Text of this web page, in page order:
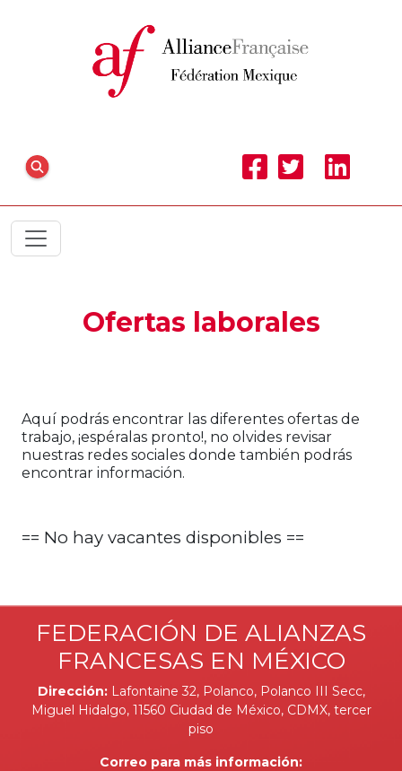
Ofertas laborales
Aquí podrás encontrar las diferentes ofertas de
trabajo, ¡espéralas pronto!, no olvides revisar
nuestras redes sociales donde también podrás
encontrar información.
== No hay vacantes disponibles ==
FEDERACIÓN DE ALIANZAS
FRANCESAS EN MÉXICO
Dirección: Lafontaine 32, Polanco, Polanco III Secc,
Miguel Hidalgo, 11560 Ciudad de México, CDMX, tercer
piso
Correo para más información: